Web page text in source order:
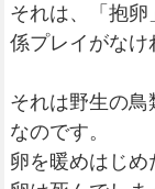
それは、「抱
係プレイがなけ
それは野生の鳥
なのです。
卵を暖めはじめ